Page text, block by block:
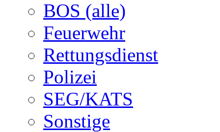
BOS (alle)
Feuerwehr
Rettungsdienst
Polizei
SEG/KATS
Sonstige